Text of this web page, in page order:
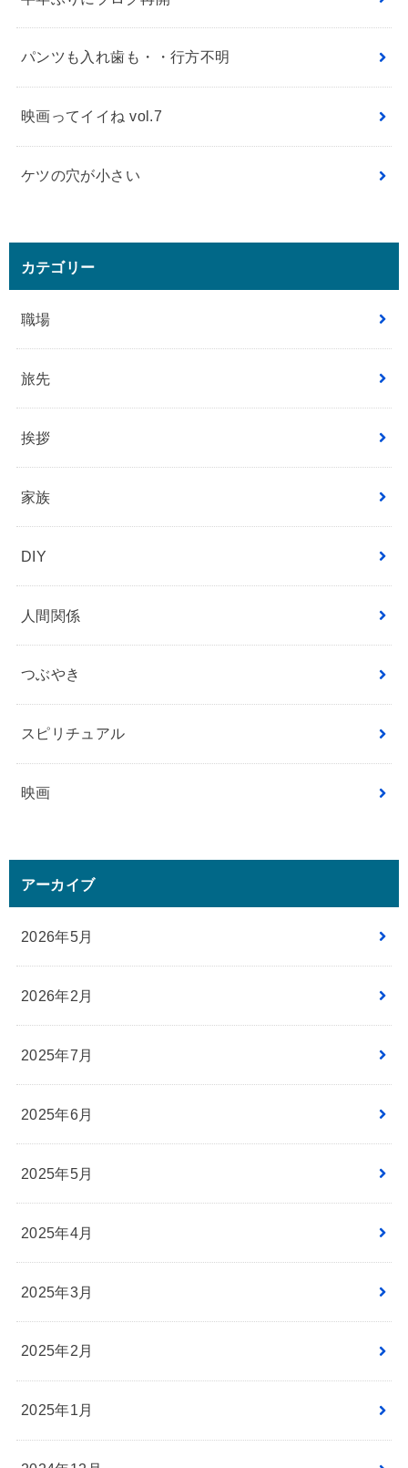
パンツも入れ歯も・・行方不明
映画ってイイね vol.7
ケツの穴が小さい
カテゴリー
職場
旅先
挨拶
家族
DIY
人間関係
つぶやき
スピリチュアル
映画
アーカイブ
2026年5月
2026年2月
2025年7月
2025年6月
2025年5月
2025年4月
2025年3月
2025年2月
2025年1月